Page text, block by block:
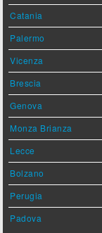
Catania
Palermo
Vicenza
Brescia
Genova
Monza Brianza
Lecce
Bolzano
Perugia
Padova